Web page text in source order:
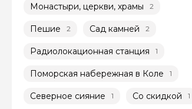
Монастыри, церкви, храмы 2
Пешие 2 Сад камней 2
Радиолокационная станция 1
Поморская набережная в Коле 1
Северное сияние 1 Со скидкой 1